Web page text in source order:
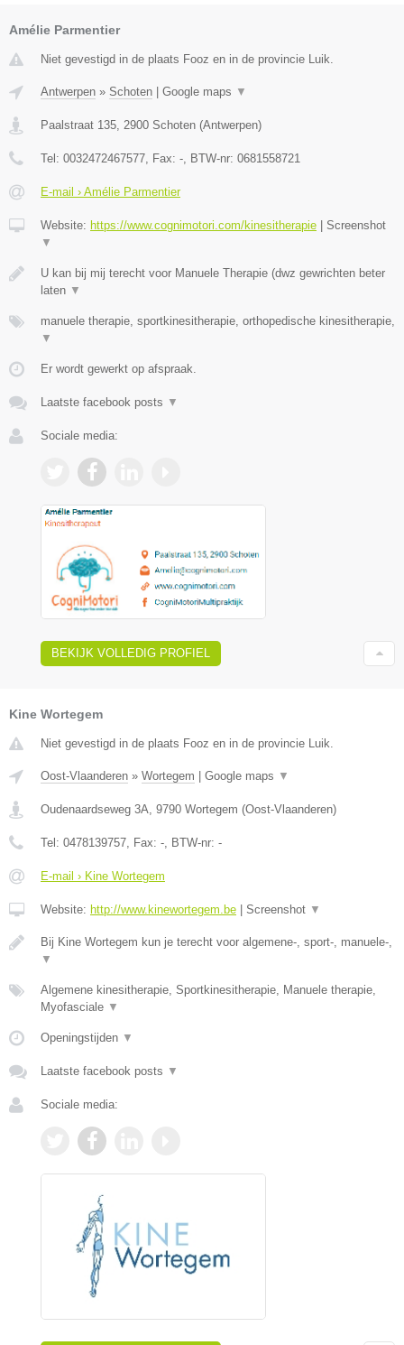
Amélie Parmentier
Niet gevestigd in de plaats Fooz en in de provincie Luik.
Antwerpen » Schoten Google maps ▼
Paalstraat 135, 2900 Schoten (Antwerpen)
Tel: 0032472467577, Fax: -, BTW-nr: 0681558721
E-mail › Amélie Parmentier
Website: https://www.cognimotori.com/kinesitherapie
Screenshot
▼
U kan bij mij terecht voor Manuele Therapie (dwz gewrichten beter
laten ▼
manuele therapie, sportkinesitherapie, orthopedische kinesitherapie,
▼
Er wordt gewerkt op afspraak.
Laatste facebook posts ▼
Sociale media:
BEKIJK VOLLEDIG PROFIEL
Kine Wortegem
Niet gevestigd in de plaats Fooz en in de provincie Luik.
Oost-Vlaanderen » Wortegem Google maps ▼
Oudenaardseweg 3A, 9790 Wortegem (Oost-Vlaanderen)
Tel: 0478139757, Fax: -, BTW-nr: -
E-mail › Kine Wortegem
Website: http://www.kinewortegem.be Screenshot ▼
Bij Kine Wortegem kun je terecht voor algemene-, sport-, manuele-,
▼
Algemene kinesitherapie, Sportkinesitherapie, Manuele therapie,
Myofasciale ▼
Openingstijden ▼
Laatste facebook posts ▼
Sociale media: